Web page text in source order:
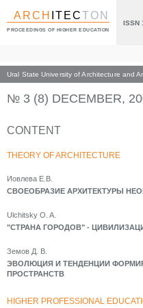
ARCH ITECTON
PROCEEDINGS OF HIGHER EDUCATION
ISSN
Ural State University of Architecture and
Index page Archive numbers 2004
№ 3 (8) DECEMBER,
CONTENT
THEORY OF ARCHITECTURE
Иовлева Е.В.
СВОЕОБРАЗИЕ АРХИТЕКТУРЫ
Ulchitsky O. A.
"СТРАНА ГОРОДОВ" -
Земов Д. В.
ЭВОЛЮЦИЯ И ТЕНДЕНЦИИ
ПРОСТРАНСТВ
HIGHER PROFESSIONAL